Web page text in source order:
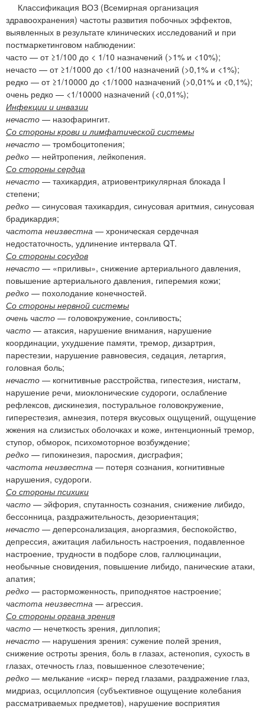
Классификация ВОЗ (Всемирная организация
здравоохранения) частоты развития побочных эффектов,
выявленных в результате клинических исследований и при
постмаркетинговом наблюдении:
часто — от ≥1/100 до < 1/10 назначений (>1% и <10%);
нечасто — от ≥1/1000 до <1/100 назначений (>0,1% и <1%);
редко — от ≥1/10000 до <1/1000 назначений (>0,01% и <0,1%);
очень редко — <1/10000 назначений (<0,01%);
Инфекции и инвазии
нечасто — назофарингит.
Со стороны крови и лимфатической системы
нечасто — тромбоцитопения;
редко — нейтропения, лейкопения.
Со стороны сердца
нечасто — тахикардия, атриовентрикулярная блокада I
степени;
редко — синусовая тахикардия, синусовая аритмия, синусовая
брадикардия;
частота неизвестна — хроническая сердечная
недостаточность, удлинение интервала QT.
Со стороны сосудов
нечасто — «приливы», снижение артериального давления,
повышение артериального давления, гиперемия кожи;
редко — похолодание конечностей.
Со стороны нервной системы
очень часто — головокружение, сонливость;
часто — атаксия, нарушение внимания, нарушение
координации, ухудшение памяти, тремор, дизартрия,
парестезии, нарушение равновесия, седация, летаргия,
головная боль;
нечасто — когнитивные расстройства, гипестезия, нистагм,
нарушение речи, миоклонические судороги, ослабление
рефлексов, дискинезия, постуральное головокружение,
гиперестезия, амнезия, потеря вкусовых ощущений, ощущение
жжения на слизистых оболочках и коже, интенционный тремор,
ступор, обморок, психомоторное возбуждение;
редко — гипокинезия, паросмия, дисграфия;
частота неизвестна — потеря сознания, когнитивные
нарушения, судороги.
Со стороны психики
часто — эйфория, спутанность сознания, снижение либидо,
бессонница, раздражительность, дезориентация;
нечасто — деперсонализация, аноргазмия, беспокойство,
депрессия, ажитация лабильность настроения, подавленное
настроение, трудности в подборе слов, галлюцинации,
необычные сновидения, повышение либидо, панические атаки,
апатия;
редко — расторможенность, приподнятое настроение;
частота неизвестна — агрессия.
Со стороны органа зрения
часто — нечеткость зрения, диплопия;
нечасто — нарушения зрения: сужение полей зрения,
снижение остроты зрения, боль в глазах, астенопия, сухость в
глазах, отечность глаз, повышенное слезотечение;
редко — мелькание «искр» перед глазами, раздражение глаз,
мидриаз, осциллопсия (субъективное ощущение колебания
рассматриваемых предметов), нарушение восприятия